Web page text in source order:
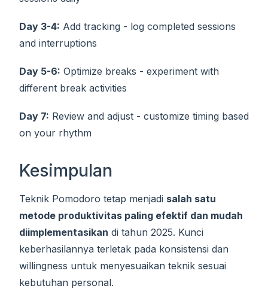
Day 3-4: Add tracking - log completed sessions
and interruptions
Day 5-6: Optimize breaks - experiment with
different break activities
Day 7: Review and adjust - customize timing based
on your rhythm
Kesimpulan
Teknik Pomodoro tetap menjadi salah satu
metode produktivitas paling efektif dan mudah
diimplementasikan di tahun 2025. Kunci
keberhasilannya terletak pada konsistensi dan
willingness untuk menyesuaikan teknik sesuai
kebutuhan personal.